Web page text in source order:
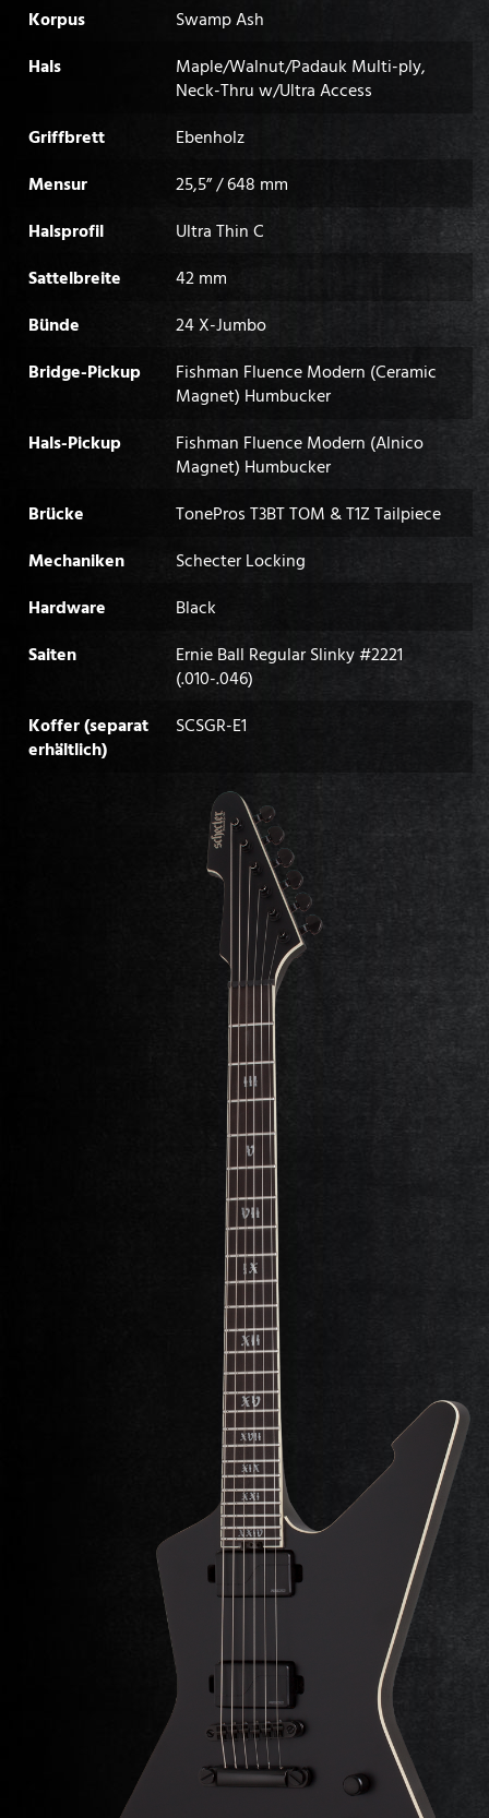
Korpus
Swamp Ash
Hals
Maple/Walnut/Padauk Multi-ply,
Neck-Thru w/Ultra Access
Griffbrett
Ebenholz
Mensur
25,5” / 648 mm
Halsprofil
Ultra Thin C
Sattelbreite
42 mm
Bünde
24 X-Jumbo
Bridge-Pickup
Fishman Fluence Modern (Ceramic
Magnet) Humbucker
Hals-Pickup
Fishman Fluence Modern (Alnico
Magnet) Humbucker
Brücke
TonePros T3BT TOM & T1Z Tailpiece
Mechaniken
Schecter Locking
Hardware
Black
Saiten
Ernie Ball Regular Slinky #2221
(.010-.046)
Koffer (separat
erhältlich)
SCSGR-E1